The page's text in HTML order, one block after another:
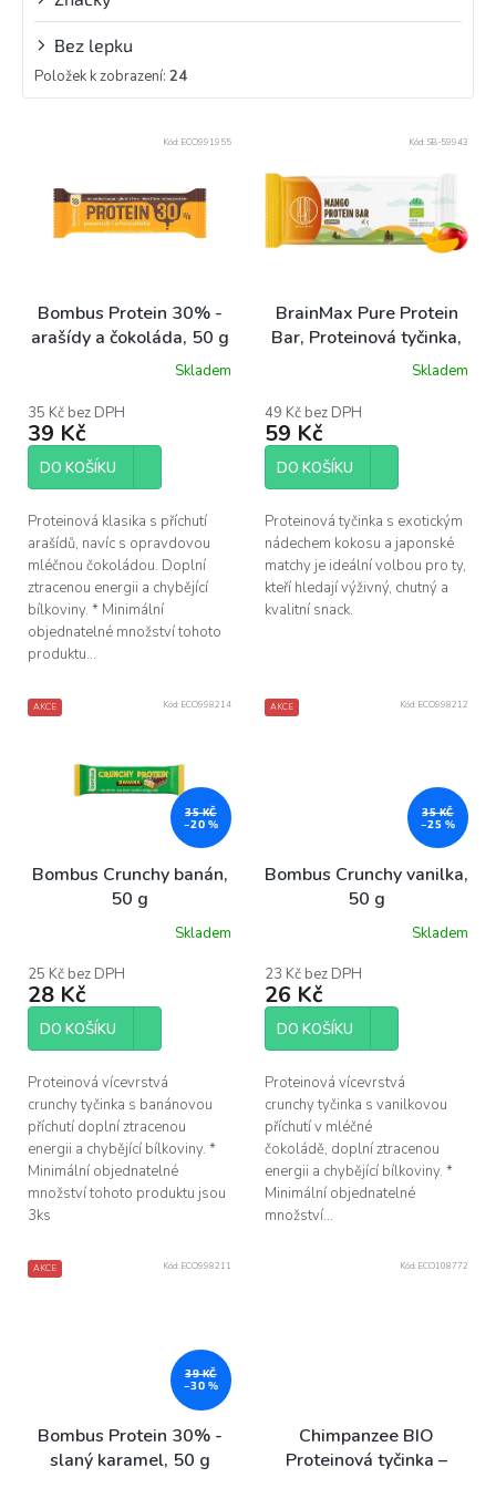
Bez lepku
Položek k zobrazení: 24
u
ů
Bombus Protein 30% -
arašídy a čokoláda, 50 g
Skladem
35 Kč bez DPH
39 Kč
DO KOŠÍKU
Proteinová klasika s příchutí
arašídů, navíc s opravdovou
mléčnou čokoládou. Doplní
ztracenou energii a chybějící
bílkoviny. * Minimální
objednatelné množství tohoto
produktu...
Kód: ECO991955
BrainMax Pure Protein
Bar, Proteinová tyčinka,
Mango, BIO, 50 gSkladem
49 Kč bez DPH
59 Kč
DO KOŠÍKU
Proteinová tyčinka s exotickým
nádechem kokosu a japonské
matchy je ideální volbou pro ty,
kteří hledají výživný, chutný a
kvalitní snack.
Kód: SB-59943
AKCE
35 KČ
–20 %
Bombus Crunchy banán,
50 g
Skladem
25 Kč bez DPH
28 Kč
DO KOŠÍKU
Proteinová vícevrstvá
crunchy tyčinka s banánovou
příchutí doplní ztracenou
energii a chybějící bílkoviny. *
Minimální objednatelné
množství tohoto produktu jsou
3ks
Kód: ECO998214 AKCE
35 KČ
–25 %
Bombus Crunchy vanilka,
50 g
Skladem
23 Kč bez DPH
26 Kč
DO KOŠÍKU
Proteinová vícevrstvá
crunchy tyčinka s vanilkovou
příchutí v mléčné
čokoládě, doplní ztracenou
energii a chybějící bílkoviny. *
Minimální objednatelné
množství...
Kód: ECO998212
AKCE
39 KČ
–30 %
Bombus Protein 30% -
slaný karamel, 50 g
Kód: ECO998211
Chimpanzee BIO
Proteinová tyčinka –
Kód: ECO108772